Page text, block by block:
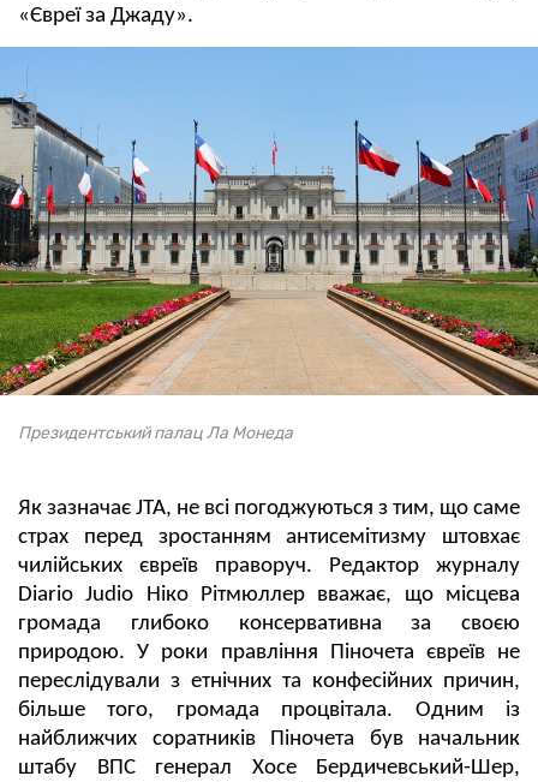
«Євреї за Джаду».
Президентський палац Ла Монеда
Як зазначає JTA, не всі погоджуються з тим, що саме
страх перед зростанням антисемітизму штовхає
чилійських євреїв праворуч. Редактор журналу
Diario Judio Ніко Рітмюллер вважає, що місцева
громада глибоко консервативна за своєю
природою. У роки правління Піночета євреїв не
переслідували з етнічних та конфесійних причин,
більше того, громада процвітала. Одним із
найближчих соратників Піночета був начальник
штабу ВПС генерал Хосе Бердичевський-Шер,